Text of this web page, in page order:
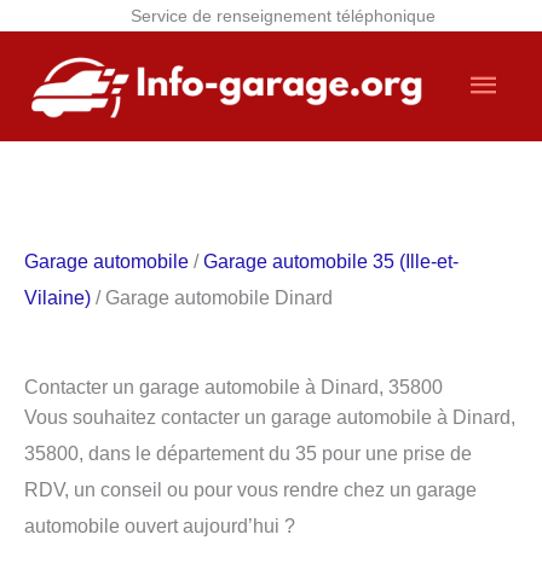
Service de renseignement téléphonique
contenu
Garage automobile /Garage automobile 35 (Ille-et-
Vilaine) / Garage automobile Dinard
Contacter un garage automobile à Dinard, 35800
Vous souhaitez contacter un garage automobile à Dinard,
35800, dans le département du 35 pour une prise de
RDV, un conseil ou pour vous rendre chez un garage
automobile ouvert aujourd’hui ?